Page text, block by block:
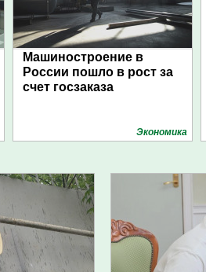
Машиностроение в
России пошло в рост за
счет госзаказа
Экономика